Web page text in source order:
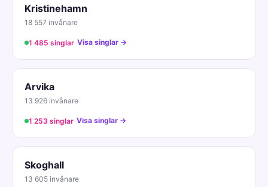
Kristinehamn
18 557 invånare
1 485 singlar Visa singlar →
Arvika
13 926 invånare
1 253 singlar Visa singlar →
Skoghall
13 605 invånare